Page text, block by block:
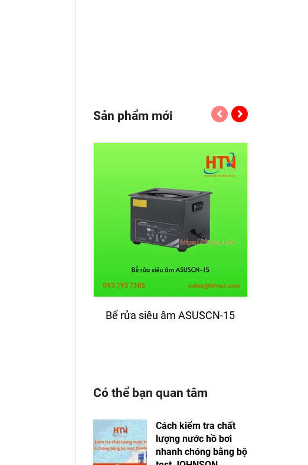
Sản phẩm mới
Bể rửa siêu âm ASUSCN-15
Có thể bạn quan tâm
Cách kiểm tra chất
lượng nước hồ bơi
nhanh chóng bằng bộ